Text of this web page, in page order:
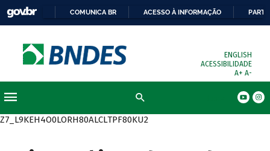
COMUNICA BR ACESSO À INFORMAÇÃO
ENGLISH
ACESSIBILIDADE
A+ A-
Z7_L9KEH4O0LORH80ALCLTPF80KU2